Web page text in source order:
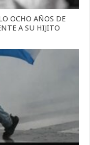
OCHO AÑOS DE
A SU HIJITO